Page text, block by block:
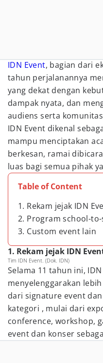
IDN Event, bagian dari
tahun perjalanannya
yang dekat dengan
dampak nyata, dan
audiens serta
IDN Event dikenal
mampu menciptakan
berkesan, ramai
luas bagi semua pihak
Table of Content
1. Rekam jejak IDN
2. Program school-
3. Custom event lain
1. Rekam jejak IDN
Tim IDN Event. (Dok. IDN)
Selama 11 tahun ini,
menyelenggarakan
dari signature event
kategori , mulai dari
conference, workshop,
event dan konser